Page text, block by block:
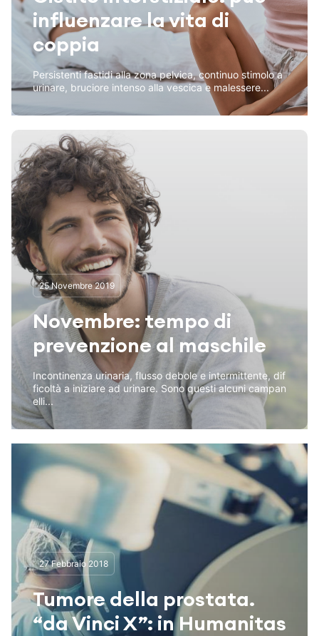
influenzare la vita di
coppia
Persistenti fastidi alla zona pelvica, continuo stimolo a
urinare, bruciore intenso alla vescica e malessere...
25 Novembre 2019
Novembre: tempo di
prevenzione al maschile
Incontinenza urinaria, flusso debole e intermittente, dif
ficoltà a iniziare ad urinare. Sono questi alcuni campan
elli...
27 Febbraio 2018
Tumore della prostata.
“da Vinci X”: in Humanitas